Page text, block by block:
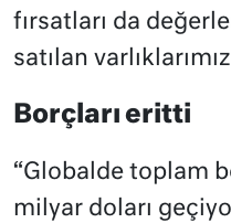
fırsatları da
satılan
Borçları eritti
“Globalde toplam
milyar doları